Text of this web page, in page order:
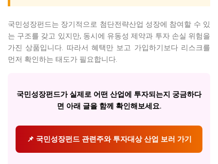
국민성장펀드는 장기적으로 첨단전략산업 성장에 참여할 수 있
는 구조를 갖고 있지만, 동시에 유동성 제약과 투자 손실 위험을
가진 상품입니다. 따라서 혜택만 보고 가입하기보다 리스크를
먼저 확인하는 태도가 필요합니다.
국민성장펀드가 실제로 어떤 산업에 투자되는지 궁금하다
면 아래 글을 함께 확인해보세요.
📌 국민성장펀드 관련주와 투자대상 산업 보러 가기